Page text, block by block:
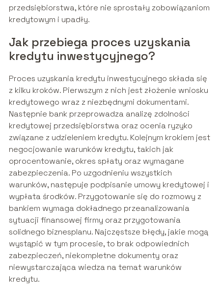
przedsiębiorstwa, które nie sprostały zobowiązaniom
kredytowym i upadły.
Jak przebiega proces uzyskania
kredytu inwestycyjnego?
Proces uzyskania kredytu inwestycyjnego składa się
z kilku kroków. Pierwszym z nich jest złożenie wniosku
kredytowego wraz z niezbędnymi dokumentami.
Następnie bank przeprowadza analizę zdolności
kredytowej przedsiębiorstwa oraz ocenia ryzyko
związane z udzieleniem kredytu. Kolejnym krokiem jest
negocjowanie warunków kredytu, takich jak
oprocentowanie, okres spłaty oraz wymagane
zabezpieczenia. Po uzgodnieniu wszystkich
warunków, następuje podpisanie umowy kredytowej i
wypłata środków. Przygotowanie się do rozmowy z
bankiem wymaga dokładnego przeanalizowania
sytuacji finansowej firmy oraz przygotowania
solidnego biznesplanu. Najczęstsze błędy, jakie mogą
wystąpić w tym procesie, to brak odpowiednich
zabezpieczeń, niekompletne dokumenty oraz
niewystarczająca wiedza na temat warunków
kredytu.